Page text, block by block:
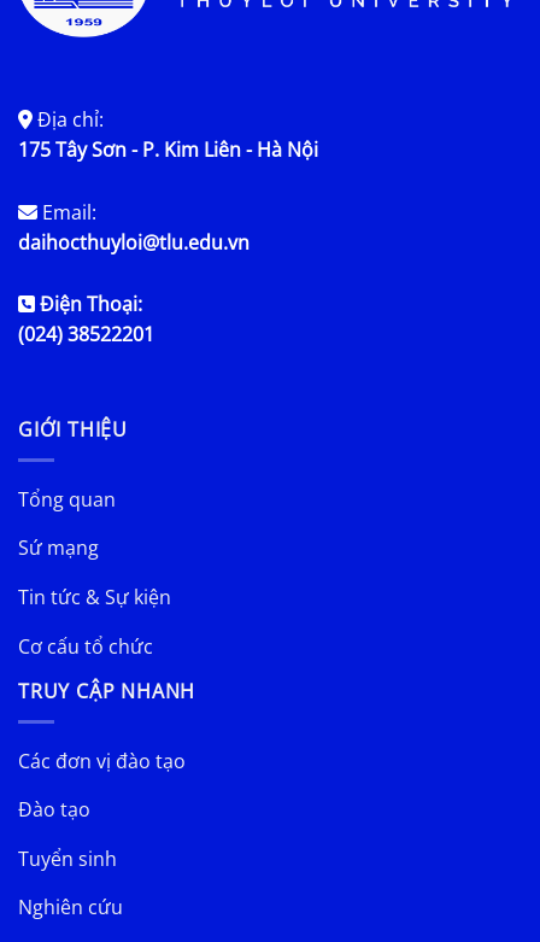
Địa chỉ:
175 Tây Sơn - P. Kim Liên - Hà Nội
Email:
daihocthuyloi@tlu.edu.vn
Điện Thoại:
(024) 38522201
GIỚI THIỆU
Tổng quan
Sứ mạng
Tin tức & Sự kiện
Cơ cấu tổ chức
TRUY CẬP NHANH
Các đơn vị đào tạo
Đào tạo
Tuyển sinh
Nghiên cứu